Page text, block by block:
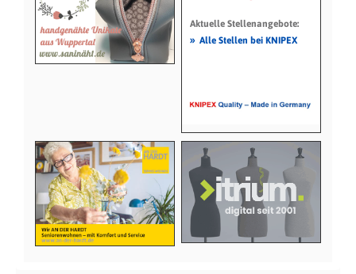
Aktuelle Stellenangebote:
» Alle Stellen bei KNIPEX